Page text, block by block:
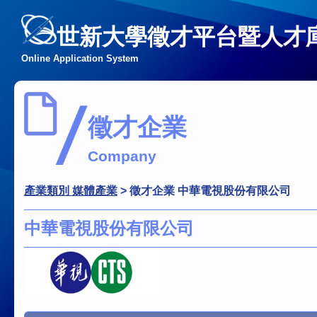
世新大學徵才平台暨人才
Online Application System
徵才企業
Company
產業類別 媒體產業> 徵才企業 中華電視股份有限公司
中華電視股份有限公司